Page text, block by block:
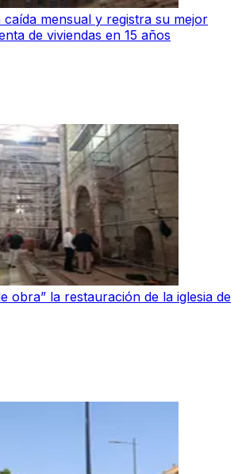
caída mensual y registra su mejor
de viviendas en 15 años
obra” la restauración de la iglesia de